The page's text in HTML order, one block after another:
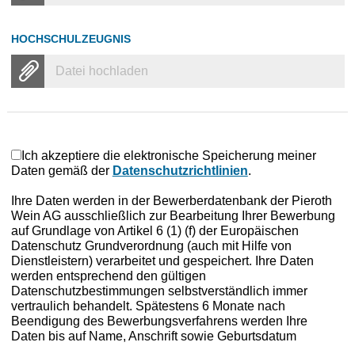
HOCHSCHULZEUGNIS
Datei hochladen
Ich akzeptiere die elektronische Speicherung meiner
Daten gemäß der Datenschutzrichtlinien.
Ihre Daten werden in der Bewerberdatenbank der Pieroth
Wein AG ausschließlich zur Bearbeitung Ihrer Bewerbung
auf Grundlage von Artikel 6 (1) (f) der Europäischen
Datenschutz Grundverordnung (auch mit Hilfe von
Dienstleistern) verarbeitet und gespeichert. Ihre Daten
werden entsprechend den gültigen
Datenschutzbestimmungen selbstverständlich immer
vertraulich behandelt. Spätestens 6 Monate nach
Beendigung des Bewerbungsverfahrens werden Ihre
Daten bis auf Name, Anschrift sowie Geburtsdatum